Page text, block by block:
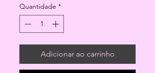
Quantidade *
Adicionar ao carrinho